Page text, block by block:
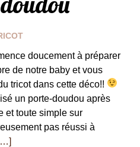
doucement à préparer
de notre baby et vous
tricot dans cette déco!!
un porte-doudou après
et toute simple sur
pas réussi à